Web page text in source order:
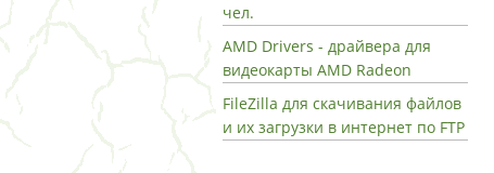
чел.
AMD Drivers - драйвера для
видеокарты AMD Radeon
FileZilla для скачивания файлов
и их загрузки в интернет по FTP